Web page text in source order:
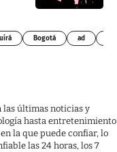
Bogotá ad
las últimas noticias y
hasta entretenimiento
la que puede confiar, lo
las 24 horas, los 7